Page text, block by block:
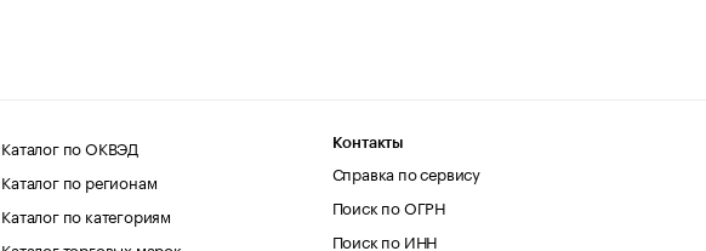
Каталог по ОКВЭД
Каталог по регионам
Каталог по категориям
Контакты
Справка по сервису
Поиск по ОГРН
Поиск по ИНН